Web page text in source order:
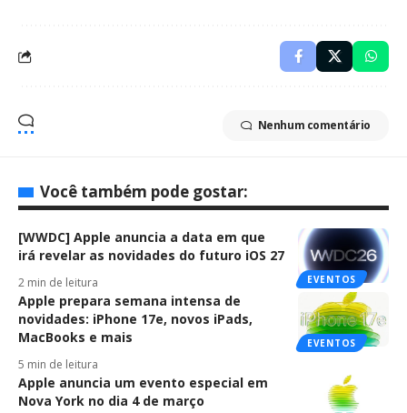
Nenhum comentário
Você também pode gostar:
EVENTOS
[WWDC] Apple anuncia a data em que
irá revelar as novidades do futuro iOS 27
2 min de leitura
EVENTOS
Apple prepara semana intensa de
novidades: iPhone 17e, novos iPads,
MacBooks e mais
5 min de leitura
Apple anuncia um evento especial em
Nova York no dia 4 de março